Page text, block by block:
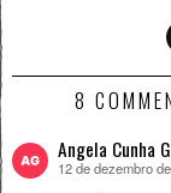
8
Angela Cunha
disse:
12 de dezembro